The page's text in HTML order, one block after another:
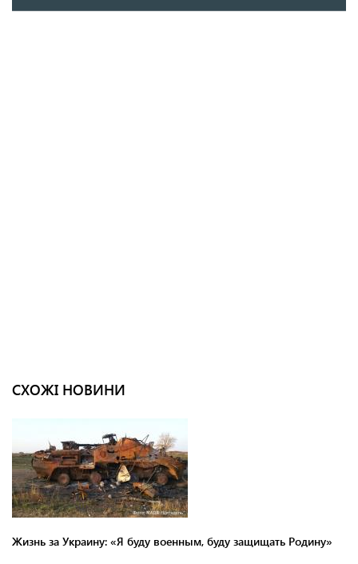
СХОЖІ НОВИНИ
Жизнь за Украину: «Я буду военным, буду защищать Родину»